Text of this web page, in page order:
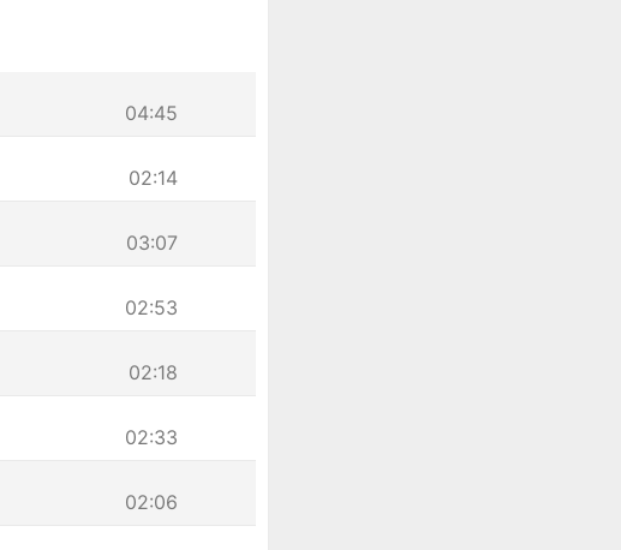
04:45
02:14
03:07
02:53
02:18
02:33
02:06